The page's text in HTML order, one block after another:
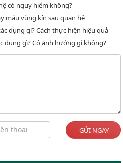
có nguy hiểm không?
máu vùng kín sau quan hệ
dụng gì? Cách thực hiện hiệu quả
dụng gì? Có ảnh hưởng gì không?
GỬI NGAY